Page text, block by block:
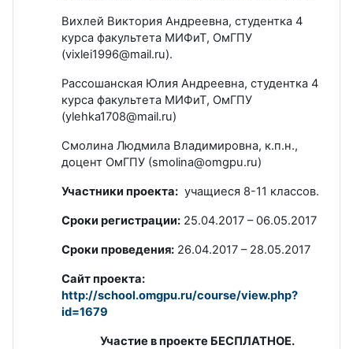
Вихлей Виктория Андреевна, студентка 4
курса факультета МИФиТ, ОмГПУ
(vixlei1996@mail.ru).
Рассошанская Юлия Андреевна, студентка 4
курса факультета МИФиТ, ОмГПУ
(ylehka1708@mail.ru)
Смолина Людмила Владимировна, к.п.н.,
доцент ОмГПУ (smolina@omgpu.ru)
Участники проекта: учащиеся 8-11 классов.
Сроки регистрации: 25.04.2017 – 06.05.2017
Сроки проведения: 26.04.2017 – 28.05.2017
Сайт проекта:
http://school.omgpu.ru/course/view.php?
id=1679
Участие в проекте БЕСПЛАТНОЕ.